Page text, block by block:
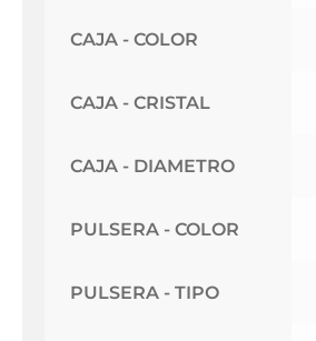
CAJA - COLOR
CAJA - CRISTAL
CAJA - DIAMETRO
PULSERA - COLOR
PULSERA - TIPO